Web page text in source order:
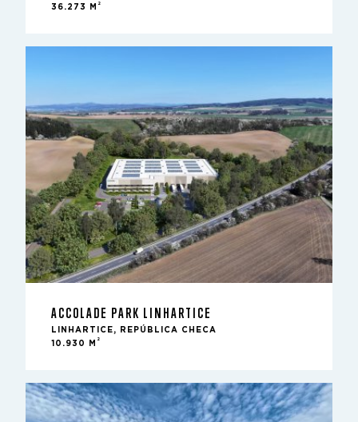
36.273 M
2
ACCOLADE PARK LINHARTICE
LINHARTICE, REPÚBLICA CHECA
10.930 M
2